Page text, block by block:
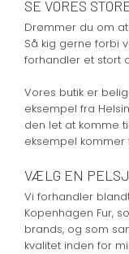
​SE VORES
Drømmer du om
Så kig gerne forbi
forhandler et stort
Vores butik er
eksempel fra
den let at komme
eksempel kommer
VÆLG EN
Vi forhandler
Kopenhagen Fur,
brands, og som
kvalitet inden for